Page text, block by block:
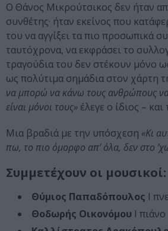
Ο Θάνος Μικρούτσικος δεν ήταν
συνθέτης· ήταν εκείνος που
του να αγγίξει τα πιο προσωπικά
ταυτόχρονα, να εκφράσει το
τραγούδια του δεν στέκουν μόνο
ως πολύτιμα σημάδια στον χάρτη
να μπορώ να κάνω τους ανθρώπους
είναι μόνοι τους» έλεγε ο ίδιος –
Μια βραδιά με την υπόσχεση «Κι
πω, το πιο όμορφο απ’ όλα, δεν στο
Συμμετέχουν οι μουσικοί:
Θύμιος Παπαδόπουλος Ι
Θοδωρής Οικονόμου Ι πιάνο